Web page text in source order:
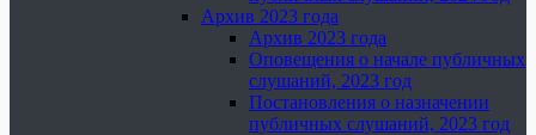
Архив 2023 года
Архив 2023 года
Оповещения о начале публичных
слушаний, 2023 год
Постановления о назначении
публичных слушаний, 2023 год